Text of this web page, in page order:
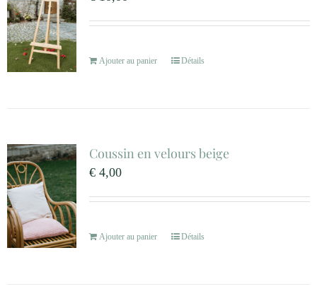
Ajouter au panier Détails
Coussin en velours beige
€4,00
Ajouter au panier Détails